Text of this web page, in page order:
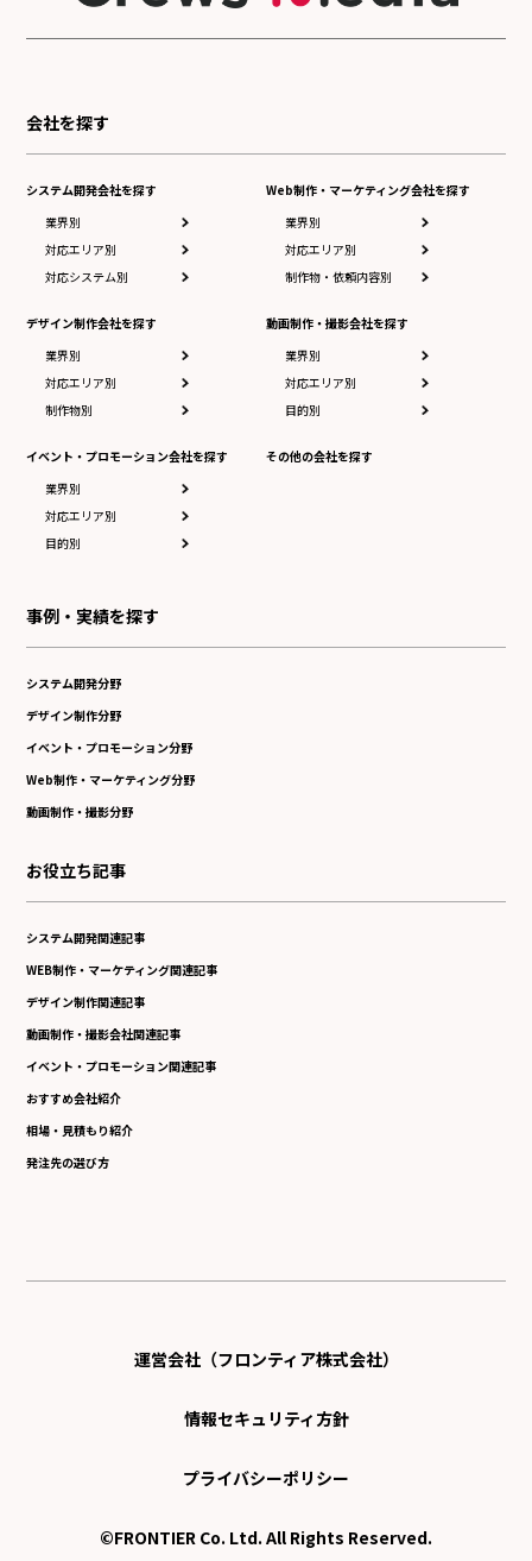
会社を探す
システム開発会社を探す
業界別
対応エリア別
対応システム別
デザイン制作会社を探す
業界別
対応エリア別
制作物別
イベント・プロモーション会社を探す
業界別
対応エリア別
目的別
Web制作・マーケティング会社を探す
業界別
対応エリア別
制作物・依頼内容別
動画制作・撮影会社を探す
業界別
対応エリア別
目的別
その他の会社を探す
事例・実績を探す
システム開発分野
デザイン制作分野
イベント・プロモーション分野
Web制作・マーケティング分野
動画制作・撮影分野
お役立ち記事
システム開発関連記事
WEB制作・マーケティング関連記事
デザイン制作関連記事
動画制作・撮影会社関連記事
イベント・プロモーション関連記事
おすすめ会社紹介
相場・見積もり紹介
発注先の選び方
運営会社（フロンティア株式会社）
情報セキュリティ方針
プライバシーポリシー
©FRONTIER Co. Ltd. All Rights Reserved.